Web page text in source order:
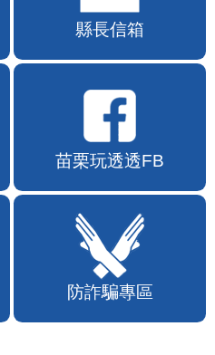
縣長信箱
苗栗玩透透FB
防詐騙專區